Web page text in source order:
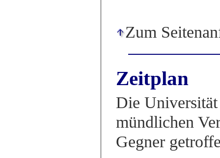
Zum
Zeitplan
Die Universität
mündlichen
Gegner